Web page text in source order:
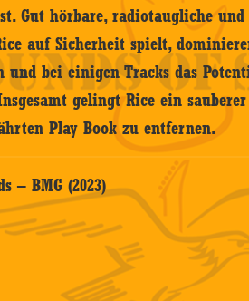
Gut hörbare, radiotaugliche und
auf Sicherheit spielt,
und bei einigen Tracks das
gelingt Rice ein
Play Book zu entfernen.
– BMG (2023)